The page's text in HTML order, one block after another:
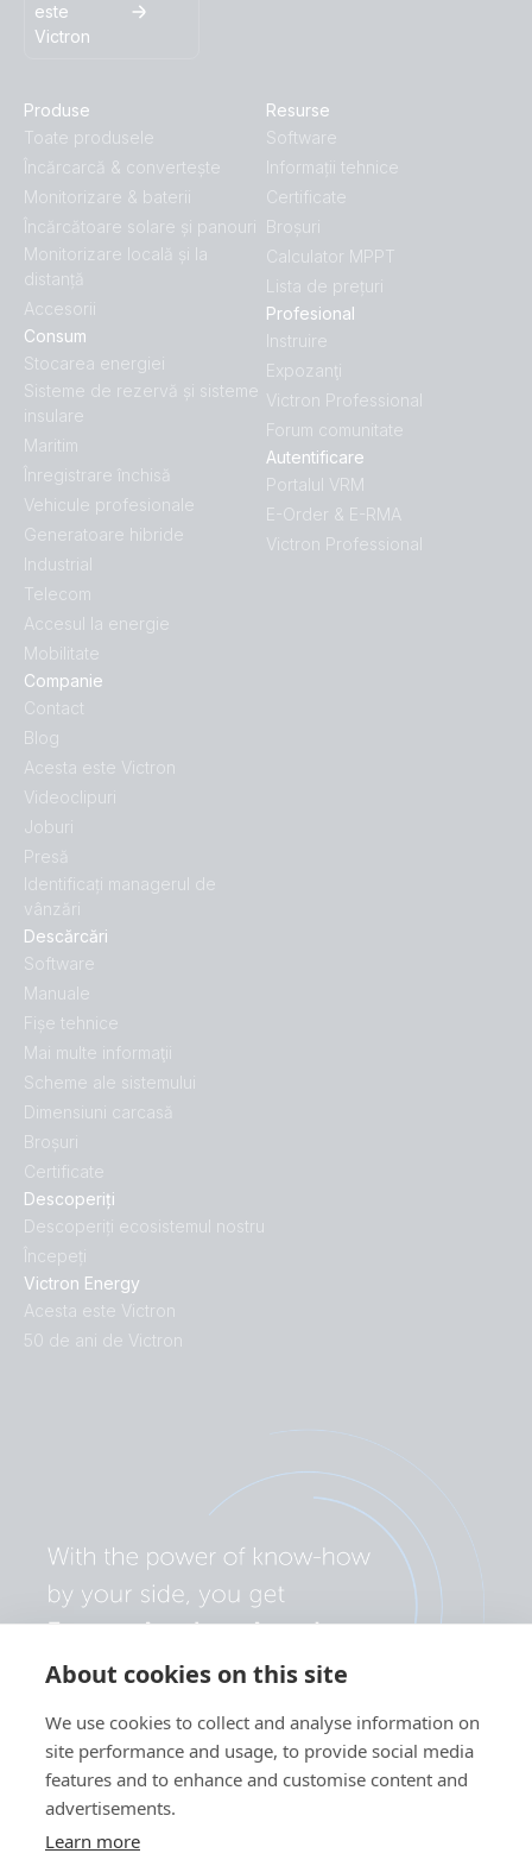
About cookies on this site
We use cookies to collect and analyse information on
site performance and usage, to provide social media
features and to enhance and customise content and
advertisements.
Learn more
este
Victron
Produse
Toate produsele
Încărcarcă & convertește
Monitorizare & baterii
Încărcătoare solare și panouri
Monitorizare locală și la
distanță
Accesorii
Descoperiți
Descoperiți ecosistemul nostru
Începeți
Victron Energy
Acesta este Victron
50 de ani de Victron
Descărcări
Software
Manuale
Fișe tehnice
Mai multe informaţii
Scheme ale sistemului
Dimensiuni carcasă
Broșuri
Certificate
Consum
Stocarea energiei
Sisteme de rezervă și sisteme
insulare
Maritim
Înregistrare închisă
Vehicule profesionale
Generatoare hibride
Industrial
Telecom
Accesul la energie
Mobilitate
Companie
Contact
Blog
Acesta este Victron
Videoclipuri
Joburi
Presă
Identificați managerul de
vânzări
Resurse
Software
Informații tehnice
Certificate
Broșuri
Calculator MPPT
Lista de prețuri
Profesional
Instruire
Expozanţi
Victron Professional
Forum comunitate
Autentificare
Portalul VRM
E-Order & E-RMA
Victron Professional